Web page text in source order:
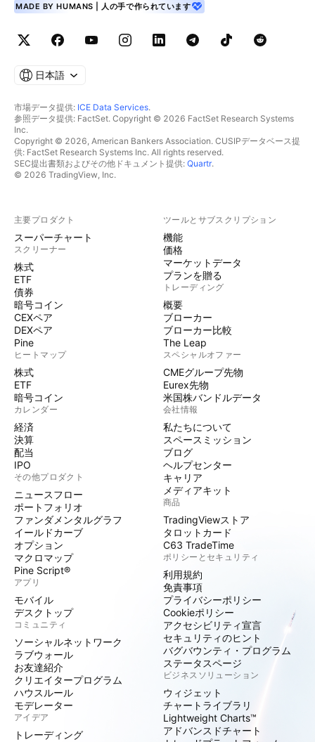
MADE BY HUMANS | 人の手で作られています
日本語
市場データ提供: ICE Data Services.
参照データ提供: FactSet. Copyright © 2026 FactSet Research Systems
Inc.
Copyright © 2026, American Bankers Association. CUSIPデータベース提
供: FactSet Research Systems Inc. All rights reserved.
SEC提出書類およびその他ドキュメント提供: Quartr.
© 2026 TradingView, Inc.
主要プロダクト
スーパーチャート
スクリーナー
株式
ETF
債券
暗号コイン
CEXペア
DEXペア
Pine
ヒートマップ
株式
ETF
暗号コイン
カレンダー
経済
決算
配当
IPO
その他プロダクト
ニュースフロー
ポートフォリオ
ファンダメンタルグラフ
イールドカーブ
オプション
マクロマップ
Pine Script®
アプリ
モバイル
デスクトップ
コミュニティ
ソーシャルネットワーク
ラブウォール
お友達紹介
クリエイタープログラム
ハウスルール
モデレーター
アイデア
トレーディング
ツールとサブスクリプション
機能
価格
マーケットデータ
プランを贈る
トレーディング
概要
ブローカー
ブローカー比較
The Leap
スペシャルオファー
CMEグループ先物
Eurex先物
米国株バンドルデータ
会社情報
私たちについて
スペースミッション
ブログ
ヘルプセンター
キャリア
メディアキット
商品
TradingViewストア
タロットカード
C63 TradeTime
ポリシーとセキュリティ
利用規約
免責事項
プライバシーポリシー
Cookieポリシー
アクセシビリティ宣言
セキュリティのヒント
バグバウンティ・プログラム
ステータスページ
ビジネスソリューション
ウィジェット
チャートライブラリ
Lightweight Charts™
アドバンスドチャート